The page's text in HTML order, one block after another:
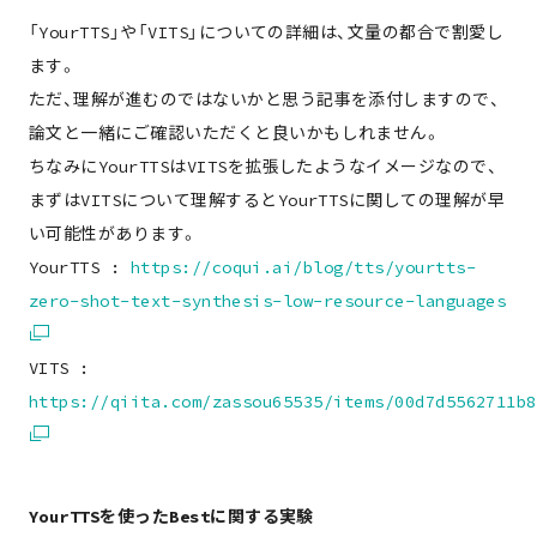
「YourTTS」や「VITS」についての詳細は、文量の都合で割愛し
ます。
ただ、理解が進むのではないかと思う記事を添付しますので、
論文と一緒にご確認いただくと良いかもしれません。
ちなみにYourTTSはVITSを拡張したようなイメージなので、
まずはVITSについて理解するとYourTTSに関しての理解が早
い可能性があります。
YourTTS : https://coqui.ai/blog/tts/yourtts-
zero-shot-text-synthesis-low-resource-languages
VITS :
https://qiita.com/zassou65535/items/
YourTTSを使ったBestに関する実験